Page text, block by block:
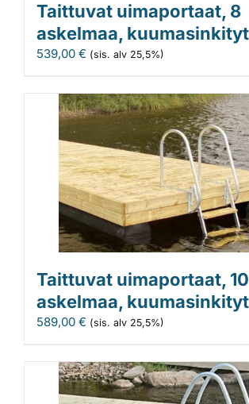
Taittuvat uimaportaat, 8
askelmaa, kuumasinkityt
539,00 € (sis. alv 25,5%)
Taittuvat uimaportaat, 10
askelmaa, kuumasinkityt
589,00 € (sis. alv 25,5%)